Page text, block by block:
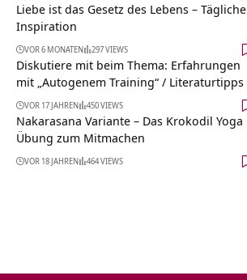
Liebe ist das Gesetz des Lebens – Tägliche
Inspiration
VOR 6 MONATEN 297 VIEWS
Diskutiere mit beim Thema: Erfahrungen
mit „Autogenem Training“ / Literaturtipps
VOR 17 JAHREN 450 VIEWS
Nakarasana Variante – Das Krokodil Yoga
Übung zum Mitmachen
VOR 18 JAHREN 464 VIEWS